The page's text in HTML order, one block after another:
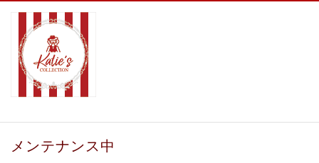
メンテナンス中